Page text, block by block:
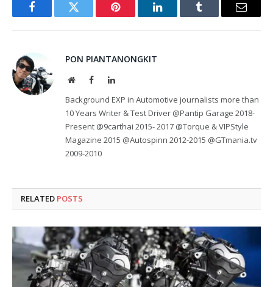
FacebookTwitter Pinterest LinkedInTumblr Email
PON PIANTANONGKIT
WebsiteFacebookLinkedIn
Background EXP in Automotive journalists more than
10 Years Writer & Test Driver @Pantip Garage 2018-
Present @9carthai 2015- 2017 @Torque & VIPStyle
Magazine 2015 @Autospinn 2012-2015 @GTmania.tv
2009-2010
RELATED POSTS